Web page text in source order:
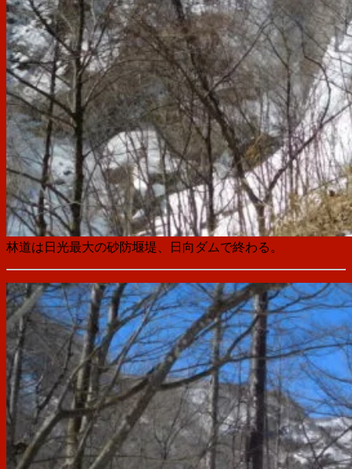
林道は日光最大の砂防堰堤、日向ダムで終わる。